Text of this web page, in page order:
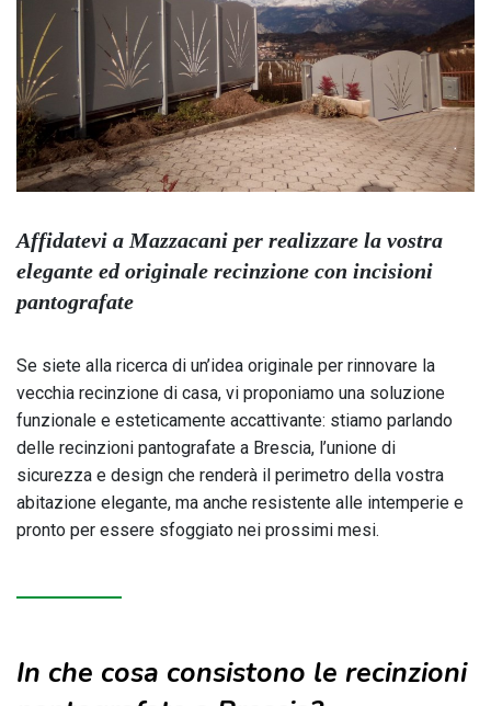
Affidatevi a Mazzacani per realizzare la vostra
elegante ed originale recinzione con incisioni
pantografate
Se siete alla ricerca di un’idea originale per rinnovare la
vecchia recinzione di casa, vi proponiamo una soluzione
funzionale e esteticamente accattivante: stiamo parlando
delle recinzioni pantografate a Brescia, l’unione di
sicurezza e design che renderà il perimetro della vostra
abitazione elegante, ma anche resistente alle intemperie e
pronto per essere sfoggiato nei prossimi mesi.
In che cosa consistono le recinzioni